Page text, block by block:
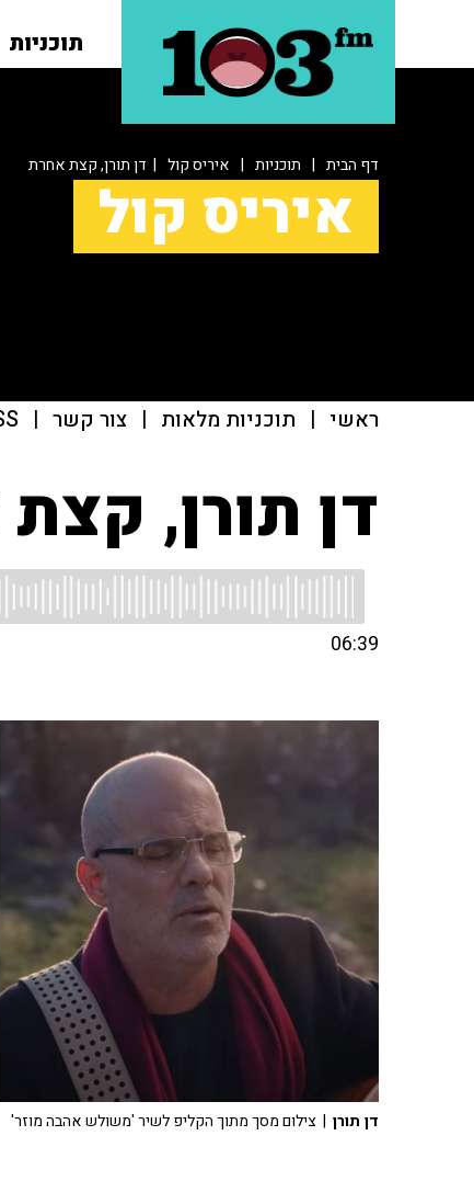
תוכניות
דף הבית | תוכניות | איריס קול | דן תורן, קצת אחרת
איריס קול
ראשי | תוכניות מלאות | צור קשר |
דן תורן,
06:39
דן תורן | צילום מסך מתוך הקליפ לשיר 'משולש אהבה מוזר'